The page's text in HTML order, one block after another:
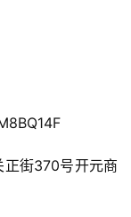
正街370号开元商